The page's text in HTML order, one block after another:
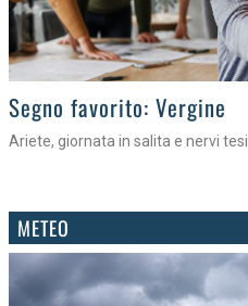
>
Segno favorito: Vergine
Ariete, giornata in salita e nervi tesi
METEO